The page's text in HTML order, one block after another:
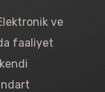
ve
faaliyet